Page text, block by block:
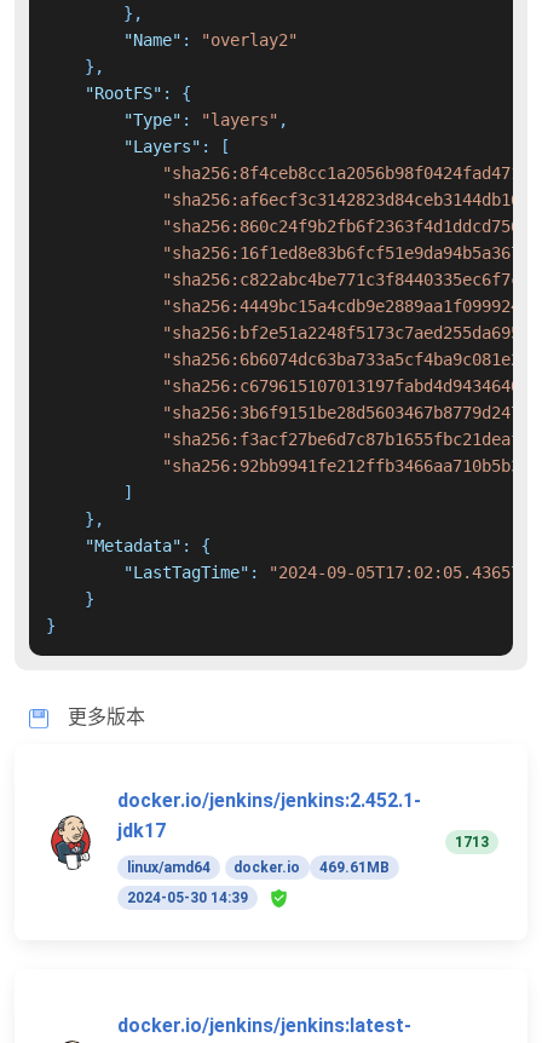
} ,
"Name" :
"overlay2"
} ,
"RootFS" :
{
"Type" : "layers" ,
"Layers" :
[
]
} ,
"Metadata" :
{
"LastTagTime" :
"2024-09-
}
}
更多版本
docker.io/jenkins/jenkins:2.452.1-
jdk17
linux/amd64 docker.io
469.61MB
2024-05-30 14:39
1713
docker.io/jenkins/jenkins:latest-